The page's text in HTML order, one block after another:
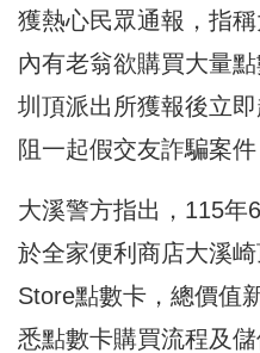
獲熱心民眾通報，指
內有老翁欲購買大量
圳頂派出所獲報後立
阻一起假交友詐騙案
大溪警方指出，115年
於全家便利商店大溪
Store點數卡，總價值
悉點數卡購買流程及